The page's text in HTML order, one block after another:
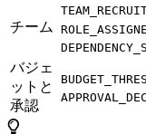
チーム
バジェ
ットと
承認